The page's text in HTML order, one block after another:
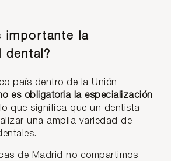
importante la
dental?
país dentro de la Unión
es obligatoria la especialización
que significa que un dentista
una amplia variedad de
de Madrid no compartimos